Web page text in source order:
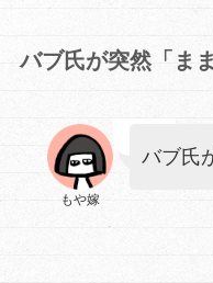
バブ氏が突然「ま
もや嫁
バブ氏